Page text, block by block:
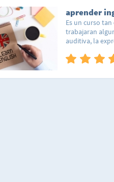
aprender
Es un curso
trabajaran
auditiva, la
alumno llega a